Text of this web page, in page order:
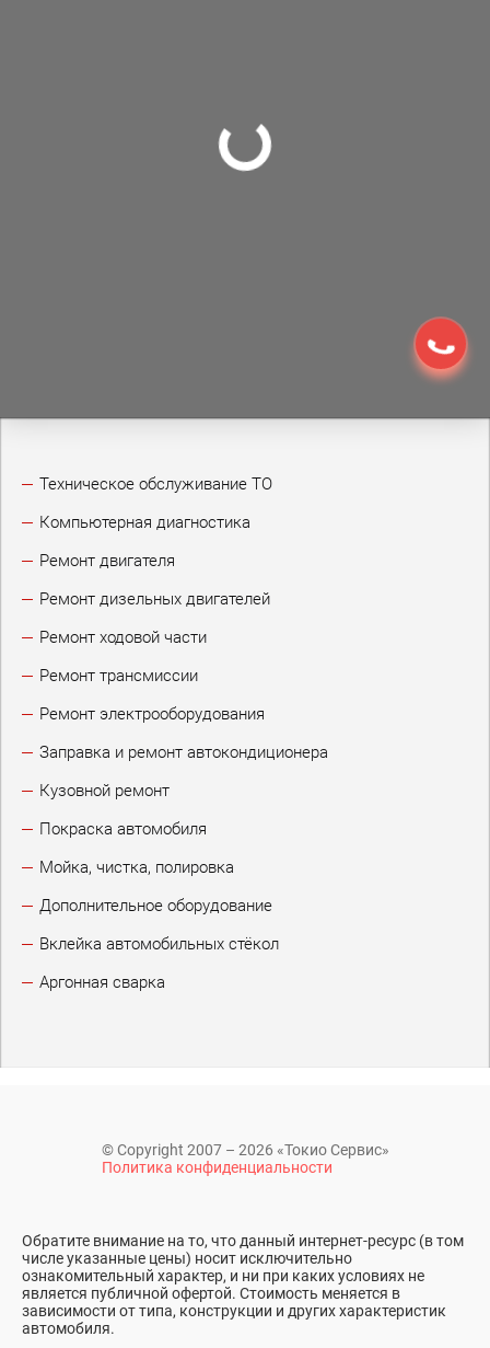
Техническое обслуживание ТО
Компьютерная диагностика
Ремонт двигателя
Ремонт дизельных двигателей
Ремонт ходовой части
Ремонт трансмиссии
Ремонт электрооборудования
Заправка и ремонт автокондиционера
Кузовной ремонт
Покраска автомобиля
Мойка, чистка, полировка
Дополнительное оборудование
Вклейка автомобильных стёкол
Аргонная сварка
© Copyright 2007 – 2026 «Токио Сервис»
Политика конфиденциальности
Обратите внимание на то, что данный интернет-ресурс (в том
числе указанные цены) носит исключительно
ознакомительный характер, и ни при каких условиях не
является публичной офертой. Стоимость меняется в
зависимости от типа, конструкции и других характеристик
автомобиля.